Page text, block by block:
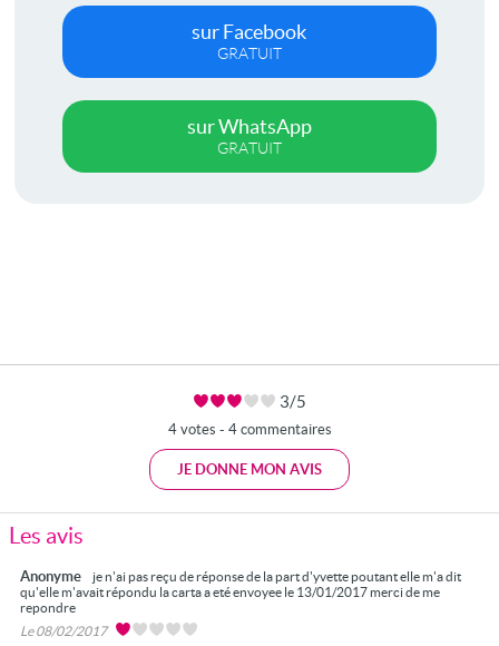
sur Facebook
GRATUIT
sur WhatsApp
GRATUIT
3/5
4 votes - 4 commentaires
JE DONNE MON AVIS
Les avis
Anonyme
je n'ai pas reçu de réponse de la part d'yvette poutant elle m'a dit
qu'elle m'avait répondu la carta a eté envoyee le 13/01/2017 merci de me
repondre
Le 08/02/2017